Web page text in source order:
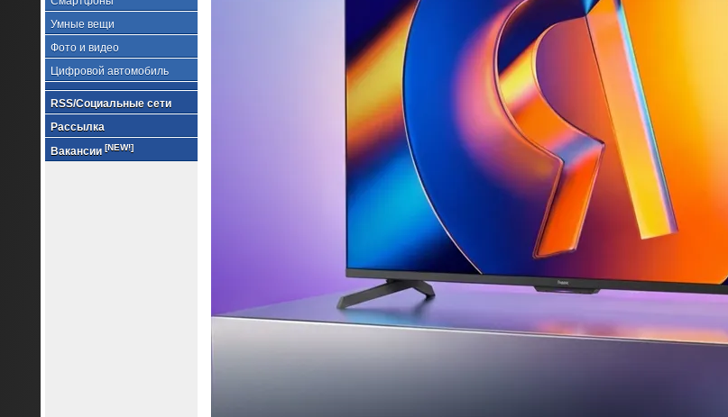
Умные вещи
Фото и видео
Цифровой автомобиль
RSS/Социальные сети
Рассылка
Вакансии [NEW!]